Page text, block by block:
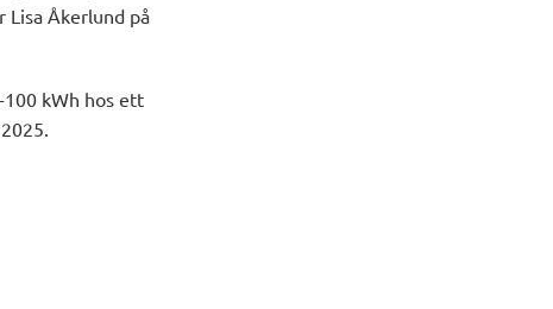
Lisa Åkerlund på
kWh hos ett